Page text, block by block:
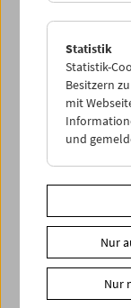
Statistik
Statistik-
Besitzern
mit
und
Nur
Nur